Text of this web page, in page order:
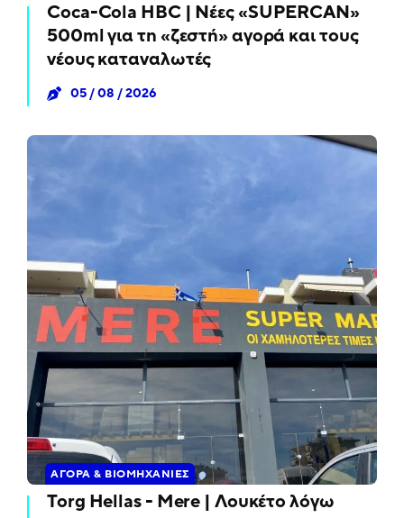
Coca-Cola HBC | Νέες «SUPERCAN»
500ml για τη «ζεστή» αγορά και τους
νέους καταναλωτές
05 / 08 / 2026
ΑΓΟΡΆ & ΒΙΟΜΗΧΑΝΊΕΣ
Torg Hellas - Mere | Λουκέτο λόγω